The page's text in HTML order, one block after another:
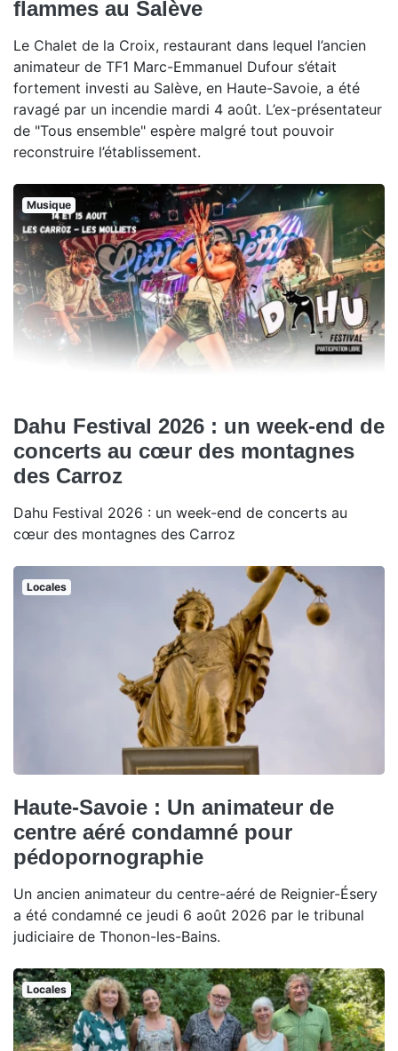
flammes au Salève
Le Chalet de la Croix, restaurant dans lequel l’ancien
animateur de TF1 Marc-Emmanuel Dufour s’était
fortement investi au Salève, en Haute-Savoie, a été
ravagé par un incendie mardi 4 août. L’ex-présentateur
de "Tous ensemble" espère malgré tout pouvoir
reconstruire l’établissement.
Musique
Dahu Festival 2026 : un week-end de
concerts au cœur des montagnes
des Carroz
Dahu Festival 2026 : un week-end de concerts au
cœur des montagnes des Carroz
Locales
Haute-Savoie : Un animateur de
centre aéré condamné pour
pédopornographie
Un ancien animateur du centre-aéré de Reignier-Ésery
a été condamné ce jeudi 6 août 2026 par le tribunal
judiciaire de Thonon-les-Bains.
Locales